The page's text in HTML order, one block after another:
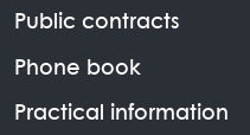
Public contracts
Phone book
Practical information